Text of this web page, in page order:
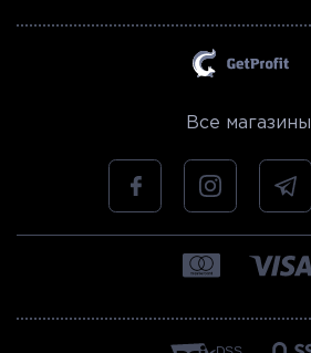
Все магазины